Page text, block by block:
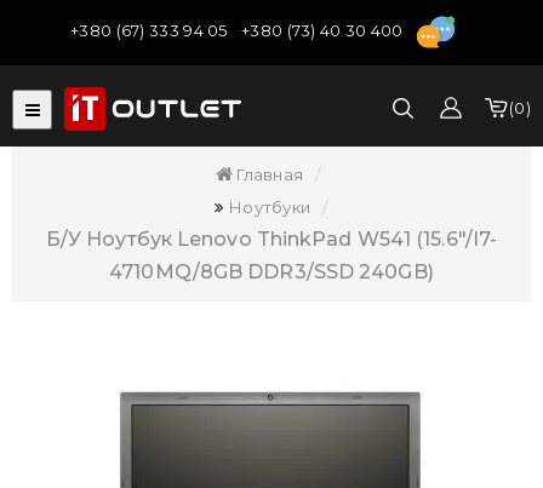
+380 (67) 333 94 05 +380 (73) 40 30 400
0
Главная
Ноутбуки
Б/У Ноутбук Lenovo ThinkPad W541 (15.6"/i7-
4710MQ/8GB DDR3/SSD 240GB)